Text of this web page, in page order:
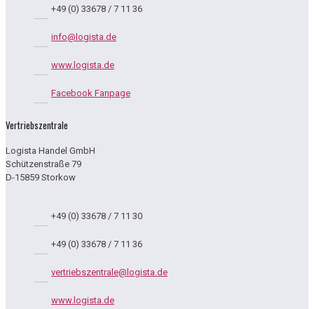
+49 (0) 33678 / 7 11 36
info@logista.de
www.logista.de
Facebook Fanpage
Vertriebszentrale
Logista Handel GmbH
Schützenstraße 79
D-15859 Storkow
+49 (0) 33678 / 7 11 30
+49 (0) 33678 / 7 11 36
vertriebszentrale@logista.de
www.logista.de